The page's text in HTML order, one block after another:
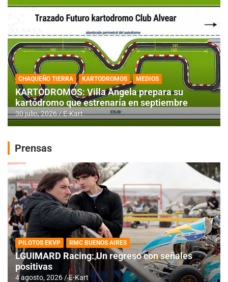
CHAQUEÑO TIERRA KARTODROMOS MEDIOS
KARTODROMOS: Villa Angela prepara su
kartódromo que estrenaría en septiembre
30 julio, 2026 E-Kart
Prensas
PILOTOS EKVP RMC BUENOS AIRES
LGUIMARD Racing: Un regreso con señales
positivas
4 agosto, 2026 E-Kart